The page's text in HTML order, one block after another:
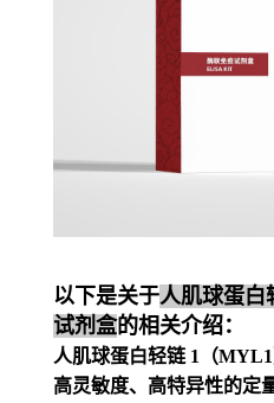
以下是关于人肌球蛋白
试剂盒的相关介绍：
人肌球蛋白轻链 1（
高灵敏度、高特异性的定